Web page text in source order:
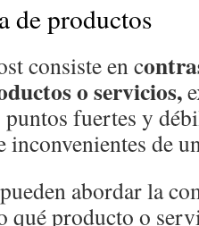
de productos
consiste en c
o servicios,
fuertes y
inconvenientes de
abordar la
qué producto o